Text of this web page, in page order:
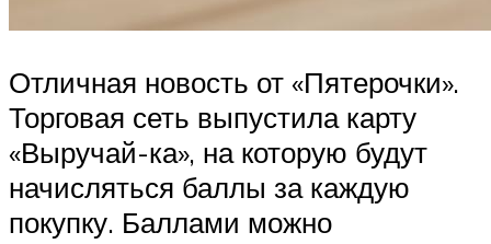
Отличная новость от «Пятерочки».
Торговая сеть выпустила карту
«Выручай-ка», на которую будут
начисляться баллы за каждую
покупку. Баллами можно